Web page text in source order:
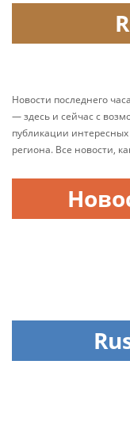
Новости последнего
— здесь и сейчас с
публикации
региона. Все новости,